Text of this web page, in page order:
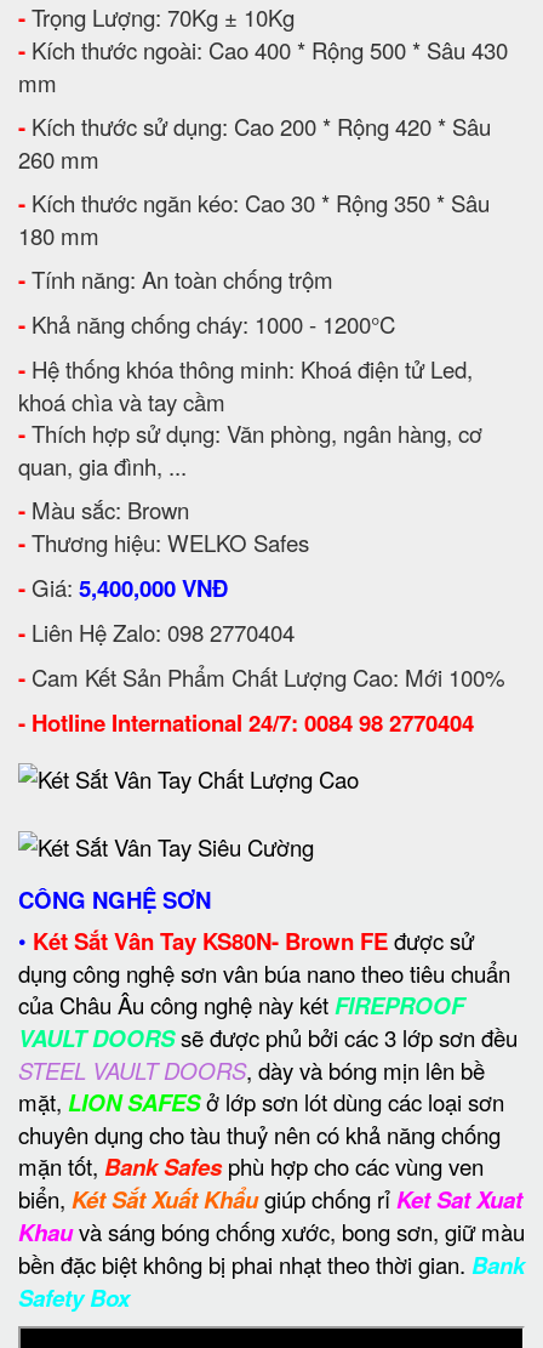
-Trọng Lượng: 70Kg ± 10Kg
- Kích thước ngoài: Cao 400 * Rộng 500 * Sâu 430
mm
- Kích thước sử dụng: Cao 200 * Rộng 420 * Sâu
260 mm
- Kích thước ngăn kéo: Cao 30 * Rộng 350 * Sâu
180 mm
-Tính năng: An toàn chống trộm
- Khả năng chống cháy: 1000 - 1200°C
- Hệ thống khóa thông minh: Khoá điện tử Led,
khoá chìa và tay cầm
-Thích hợp sử dụng: Văn phòng, ngân hàng, cơ
quan, gia đình, ...
- Màu sắc: Brown
-Thương hiệu: WELKO Safes
- Giá: 5,400,000 VNĐ
- Liên Hệ Zalo: 098 2770404
- Cam Kết Sản Phẩm Chất Lượng Cao: Mới 100%
- Hotline International 24/7: 0084 98 2770404
CÔNG NGHỆ SƠN
• Két Sắt Vân Tay KS80N- Brown FEđược sử
dụng công nghệ sơn vân búa nano theo tiêu chuẩn
của Châu Âu công nghệ này kétFIREPROOF
VAULT DOORSsẽ được phủ bởi các 3 lớp sơn đều
STEEL VAULT DOORS, dày và bóng mịn lên bề
mặt, LION SAFESở lớp sơn lót dùng các loại sơn
chuyên dụng cho tàu thuỷ nên có khả năng chống
mặn tốt, Bank Safesphù hợp cho các vùng ven
biển, Két Sắt Xuất Khẩugiúp chống rỉKet Sat Xuat
Khauvà sáng bóng chống xước, bong sơn, giữ màu
bền đặc biệt không bị phai nhạt theo thời gian. Bank
Safety Box